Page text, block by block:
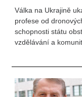
Válka na Ukrajině
profese od
schopnosti státu
vzdělávání a